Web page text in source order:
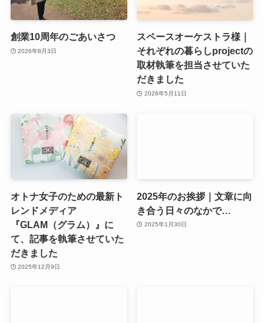
創業10周年のごあいさつ
2026年8月3日
スペースオーケストラ様｜
それぞれの暮らしprojectの
取材執筆を担当させていた
だきました
2026年5月11日
オトナ女子のための最新ト
レンドメディア
『GLAM（グラム）』に
て、記事を執筆させていた
だきました
2025年12月9日
2025年のお挨拶｜文章に向
き合う日々のなかで…
2025年1月30日